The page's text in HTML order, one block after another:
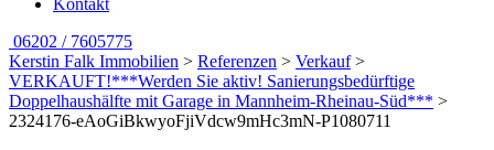
Kontakt
06202 / 7605775
Kerstin Falk Immobilien > Referenzen > Verkauf>
VERKAUFT!***Werden Sie aktiv! Sanierungsbedürftige
Doppelhaushälfte mit Garage in Mannheim-Rheinau-Süd*** >
2324176-eAoGiBkwyoFjiVdcw9mHc3mN-P1080711